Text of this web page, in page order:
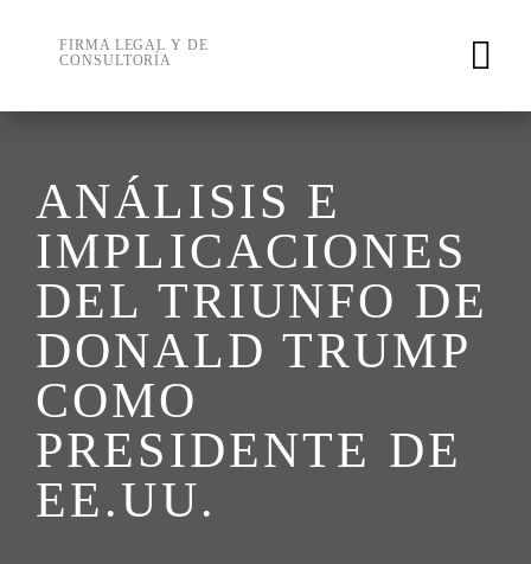
content
FIRMA LEGAL Y DE
CONSULTORÍA
ANÁLISIS E
IMPLICACIONES
DEL TRIUNFO DE
DONALD TRUMP
COMO
PRESIDENTE DE
EE.UU.